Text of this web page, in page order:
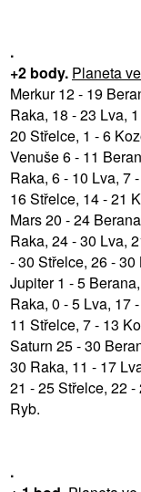
.
+2 body. Planeta
Merkur 12 - 19
Raka, 18 - 23 Lva,
20 Střelce, 1 - 6
Venuše 6 - 11
Raka, 6 - 10 Lva, 7
16 Střelce, 14 - 21
Mars 20 - 24
Raka, 24 - 30 Lva,
- 30 Střelce, 26 -
Jupiter 1 - 5
Raka, 0 - 5 Lva, 17
11 Střelce, 7 - 13
Saturn 25 - 30
30 Raka, 11 - 17
21 - 25 Střelce, 22
Ryb.
.